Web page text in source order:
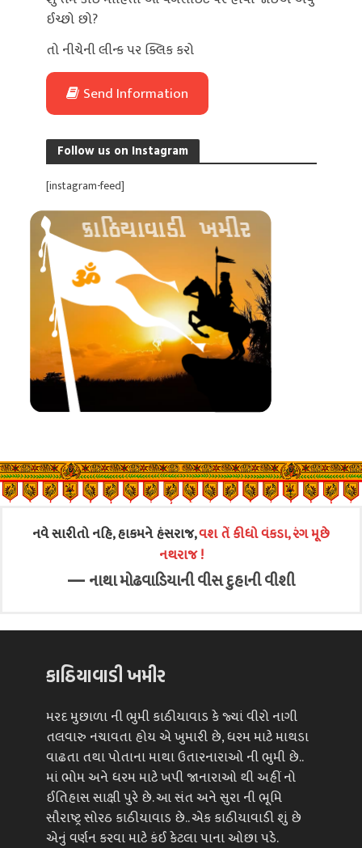
ઈચ્છો છો?
તો નીચેની લીન્ક પર ક્લિક કરો
Send Information
Follow us on Instagram
[instagram-feed]
નવે સારીતો નહિ, હાકમને હંસરાજ,વશ તેં કીધો વંકડા, રંગ મૂછે
નથરાજ !
—નાથા મોઢવાડિયાની વીસ દુહાની વીશી
કાઠિયાવાડી ખમીર
મરદ મુછાળા ની ભુમી કાઠીયાવાડ કે જ્યાં વીરો નાગી
તલવારુ નચાવતા હોય એ ખુમારી છે, ધરમ માટે માથડા
વાઢતા તથા પોતાના માથા ઉતારનારાઓ ની ભુમી છે..
માં ભોમ અને ધરમ માટે ખપી જાનારાઓ થી અહીં નો
ઈતિહાસ સાક્ષી પુરે છે. આ સંત અને સુરા ની ભૂમિ
સૌરાષ્ટ્ર સોરઠ કાઠીયાવાડ છે.. એક કાઠીયાવાડી શું છે
એનું વર્ણન કરવા માટે કંઈ કેટલા પાના ઓછા પડે.